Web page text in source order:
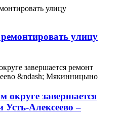
улицу
округе завершается
Усть-Алексеево –